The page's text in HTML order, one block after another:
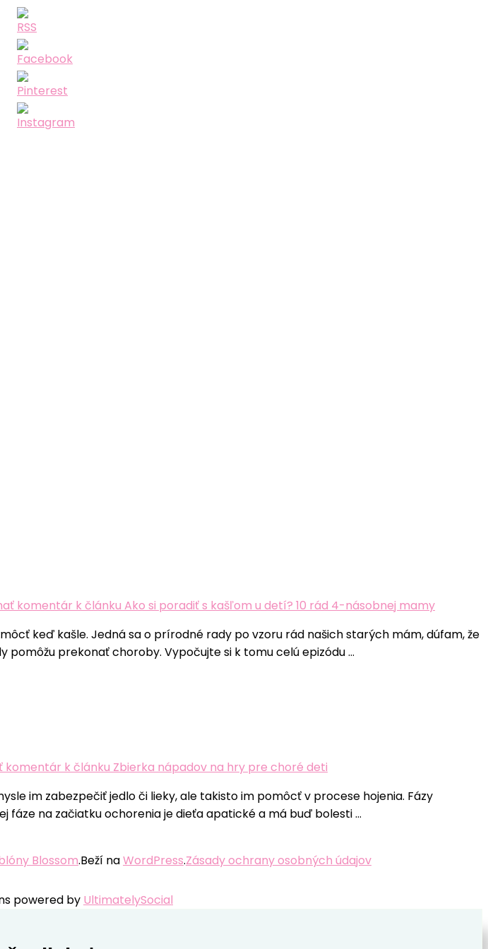
komentár k článku Ako si poradiť s kašľom u detí? 10 rád 4-násobnej mamy
keď kašle. Jedná sa o prírodné rady po vzoru rád našich starých mám, dúfam, že
pomôžu prekonať choroby. Vypočujte si k tomu celú epizódu …
komentár k článku Zbierka nápadov na hry pre choré deti
im zabezpečiť jedlo či lieky, ale takisto im pomôcť v procese hojenia. Fázy
fáze na začiatku ochorenia je dieťa apatické a má buď bolesti …
Blossom.Beží naWordPress.Zásady ochrany osobných údajov
powered by UltimatelySocial